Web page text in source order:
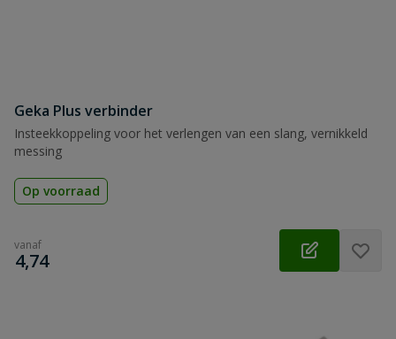
Geka Plus verbinder
Insteekkoppeling voor het verlengen van een slang, vernikkeld
messing
Op voorraad
vanaf
€
4,74